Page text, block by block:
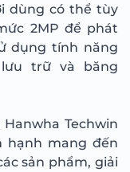
dùng có thể tùy
2MP để phát
dụng tính năng
trữ và băng
Techwin
hạnh mang đến
sản phẩm, giải